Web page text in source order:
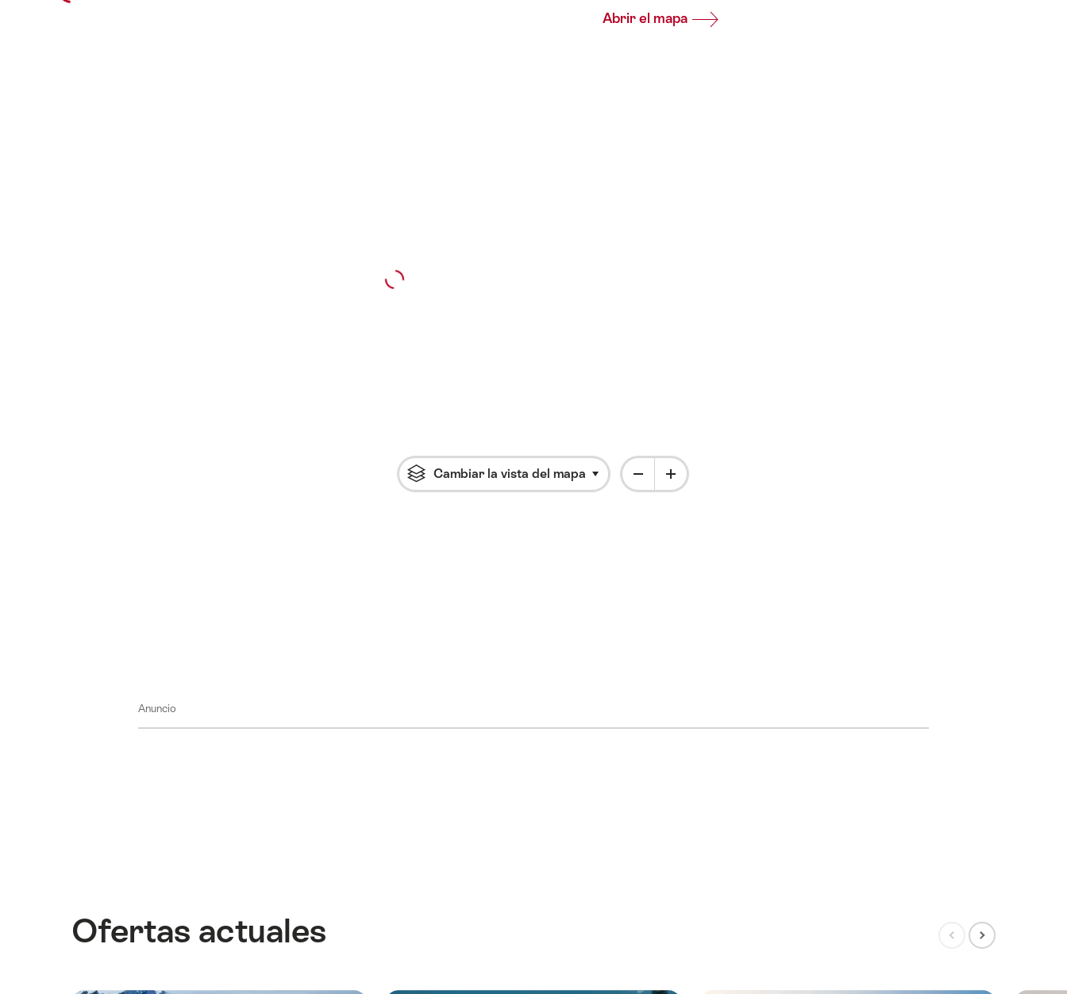
Abrir el mapa
Cambiar la vista del mapa Haga clic para abrir una ventana flotante con más información
Anuncio
Ofertas actuales
Mostrar
anterior
Mostrar
diapositiva